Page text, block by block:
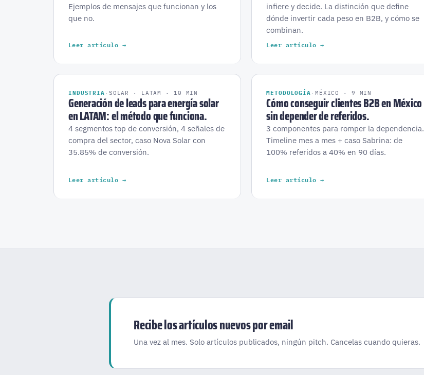
Ejemplos de mensajes que funcionan y los
que no.
Leer artículo →
infiere y decide. La distinción que define
dónde invertir cada peso en B2B, y cómo se
combinan.
Leer artículo →
INDUSTRIA · SOLAR · LATAM · 10 MIN
Generación de leads para energía solar
en LATAM: el método que funciona.
4 segmentos top de conversión, 4 señales de
compra del sector, caso Nova Solar con
35.85% de conversión.
Leer artículo →
METODOLOGÍA · MÉXICO · 9 MIN
Cómo conseguir clientes B2B en México
sin depender de referidos.
3 componentes para romper la dependencia.
Timeline mes a mes + caso Sabrina: de
100% referidos a 40% en 90 días.
Leer artículo →
Recibe los artículos nuevos por email
Una vez al mes. Solo artículos publicados, ningún pitch. Cancelas cuando quieras.